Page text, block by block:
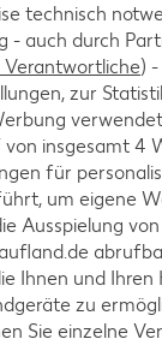
nur
technisch
- auch durch
Verantwortliche)
zur
von insgesamt 4
für
um eigene
Ausspielung
Ihnen und Ihren
zu
Sie einzelne